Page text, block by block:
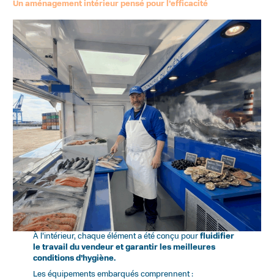
Un aménagement intérieur pensé pour l’efficacité
À l’intérieur, chaque élément a été conçu pour fluidifier
le travail du vendeur et garantir les meilleures
conditions d’hygiène.
Les équipements embarqués comprennent :